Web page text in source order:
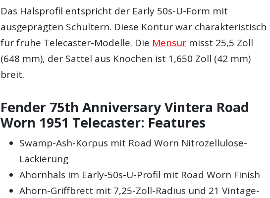
Das Halsprofil entspricht der Early 50s-U-Form mit
ausgeprägten Schultern. Diese Kontur war charakteristisch
für frühe Telecaster-Modelle. Die Mensur misst 25,5 Zoll
(648 mm), der Sattel aus Knochen ist 1,650 Zoll (42 mm)
breit.
Fender 75th Anniversary Vintera Road
Worn 1951 Telecaster: Features
Swamp-Ash-Korpus mit Road Worn Nitrozellulose-
Lackierung
Ahornhals im Early-50s-U-Profil mit Road Worn Finish
Ahorn-Griffbrett mit 7,25-Zoll-Radius und 21 Vintage-